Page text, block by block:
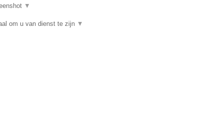
▼
om u van dienst te zijn ▼